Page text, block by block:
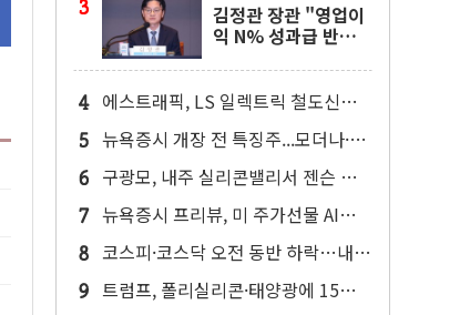
김정관 장관 "영업이
익 N% 성과급 반
법 개정 논의"
에스트래픽, LS 일렉트릭 철도신호
사업 인수 계약
뉴욕증시 개장 전 특징주...모더나·아
이온큐·도어대시↑ VS 샌디스크·피
그마·앱러빈↓
구광모, 내주 실리콘밸리서 젠슨 황
재회…로봇·AI 데이터센터·모빌리티
구체화
뉴욕증시 프리뷰, 미 주가선물 AI주
차익실현 속 혼조세...웨스턴디지털·
샌디스크↓
코스피·코스닥 오전 동반 하락…내
린 종목이 두 배 넘어
트럼프, 폴리실리콘·태양광에 15%